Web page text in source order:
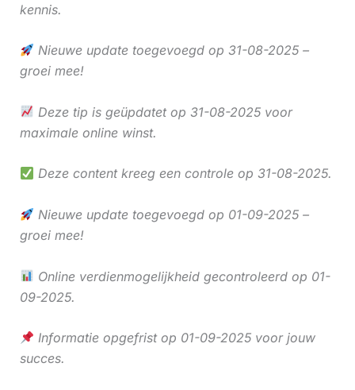
kennis.
Nieuwe update toegevoegd op 31-08-2025 –
groei mee!
Deze tip is geüpdatet op 31-08-2025 voor
maximale online winst.
Deze content kreeg een controle op 31-08-2025.
Nieuwe update toegevoegd op 01-09-2025 –
groei mee!
Online verdienmogelijkheid gecontroleerd op 01-
09-2025.
Informatie opgefrist op 01-09-2025 voor jouw
succes.